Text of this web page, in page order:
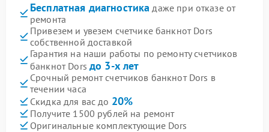
Бесплатная диагностика даже при отказе от
ремонта
Привезем и увезем счетчике банкнот Dors
собственной доставкой
Гарантия на наши работы по ремонту счетчиков
банкнот Dors до 3-х лет
Срочный ремонт счетчиков банкнот Dors в
течении часа
Скидка для вас до 20%
Получите 1500 рублей на ремонт
Оригинальные комплектующие Dors